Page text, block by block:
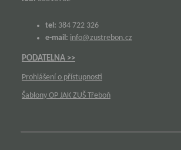
tel: 384 722 326
e-mail: info@zustrebon.cz
PODATELNA >>
Prohlášení o přístupnosti
Šablony OP JAK ZUŠ Třeboň